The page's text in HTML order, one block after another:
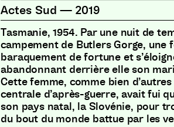
Actes Sud — 2019
Tasmanie, 1954. Par une nuit de
campement de Butlers Gorge, une
baraquement de fortune et
abandonnant derrière elle son
Cette femme, comme bien
centrale d’après-guerre, avait fui
son pays natal, la Slovénie, pour
du bout du monde battue par les